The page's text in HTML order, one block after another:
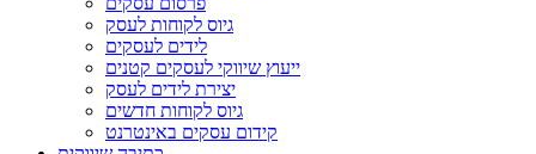
גיוס לקוחות לעסק
לידים לעסקים
ייעוץ שיווקי לעסקים קטנים
יצירת לידים לעסק
גיוס לקוחות חדשים
קידום עסקים באינטרנט